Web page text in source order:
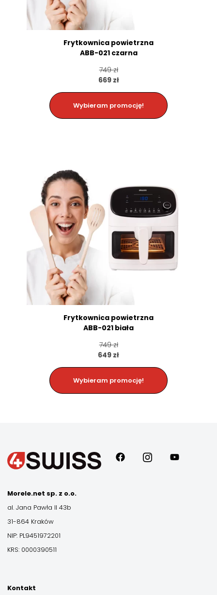
Frytkownica powietrzna
ABB-021 czarna
749 zł
669 zł
Wybieram promocję!
Frytkownica powietrzna
ABB-021 biała
749 zł
649 zł
Wybieram promocję!
Morele.net sp. z o.o.
al. Jana Pawła II 43b
31-864 Kraków
NIP: PL9451972201
KRS: 0000390511
Kontakt